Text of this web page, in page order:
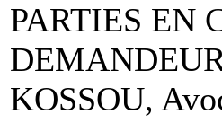
PARTIES EN
KOSSOU,